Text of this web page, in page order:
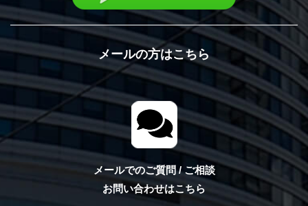
メールの方はこちら
メールでのご質問 / ご相談
お問い合わせはこちら